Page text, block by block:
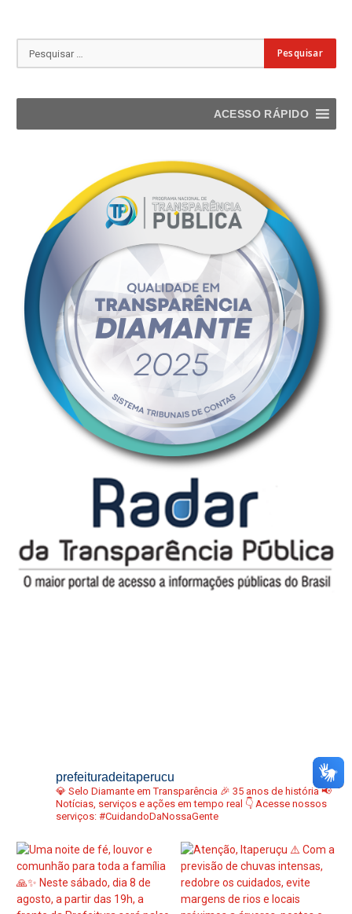
ACESSO RÁPIDO
prefeituradeitaperucu
💎 Selo Diamante em Transparência 🎉 35 anos de história📢
Notícias, serviços e ações em tempo real 👇 Acesse nossos
serviços: #CuidandoDaNossaGente